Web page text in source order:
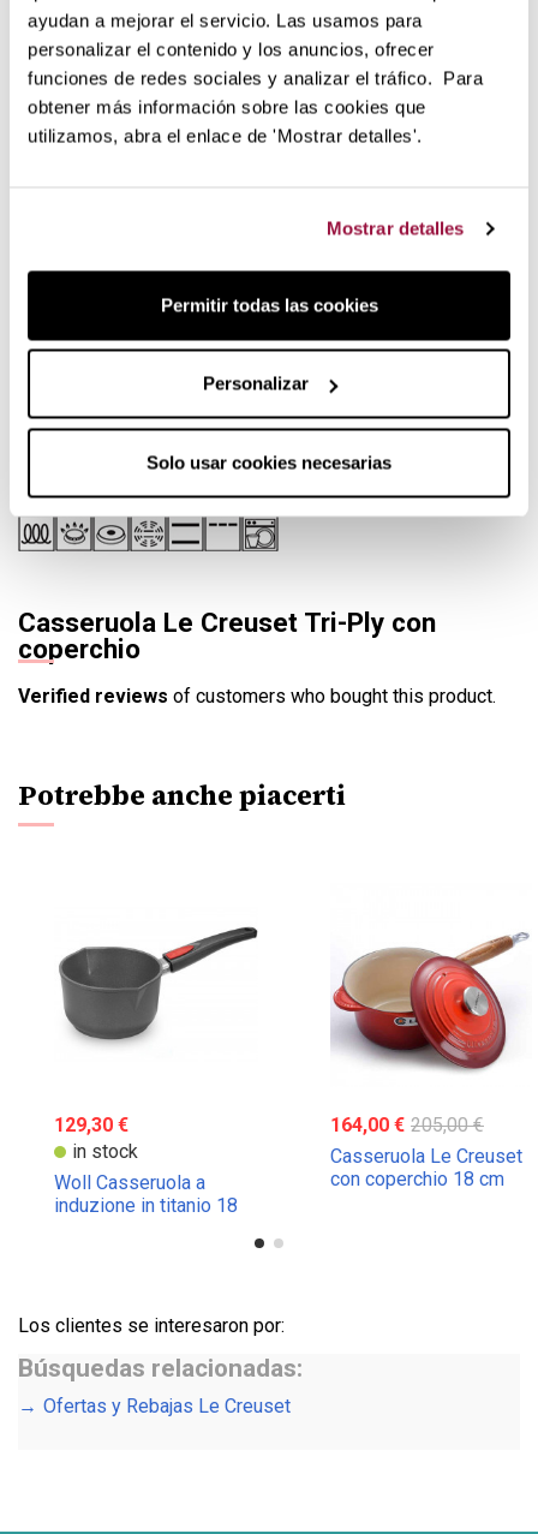
ayudan a mejorar el servicio. Las usamos para
personalizar el contenido y los anuncios, ofrecer
funciones de redes sociales y analizar el tráfico. Para
obtener más información sobre las cookies que
utilizamos, abra el enlace de 'Mostrar detalles'.
Mostrar detalles
Permitir todas las cookies
Personalizar
Solo usar cookies necesarias
Indicatore di capacità all'interno Coperchio
perfettamente aderente
Resistente fino a 260 °C.
Utilizzatela pertutti i tipi di preparazioni: riso, salse,
marmellate, curry, soffritti, braciate, stufati, fritture, arrosti...
Casseruola Le Creuset Tri-Ply con
coperchio
Verified reviews of customers who bought this product.
Potrebbe anche piacerti
129,30 €
in stock
Woll Casseruola a
induzione in titanio 18
164,00 € 205,00 €
Casseruola Le Creuset
con coperchio 18 cm
Los clientes se interesaron por:
Búsquedas relacionadas:
Ofertas y Rebajas Le Creuset